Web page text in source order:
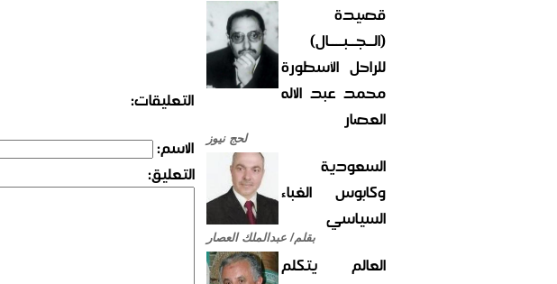
قصيدة
(الــجــبــــال)
للراحل الأسطورة
محمد عبد الاله
العصار
لحج نيوز
السعودية
وكابوس الغباء
السياسي
بقلم/ عبدالملك العصار
العالم يتكلم
التعليقات:
الاسم:
التعليق: